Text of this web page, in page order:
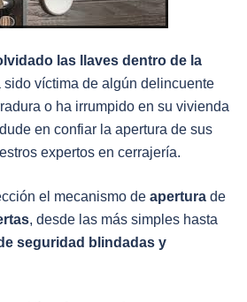
las llaves dentro de la
sido víctima de algún delincuente
o ha irrumpido en su vivienda
en confiar la apertura de sus
expertos en cerrajería.
el mecanismo de apertura de
, desde las más simples hasta
seguridad blindadas y